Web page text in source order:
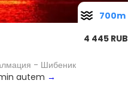
4 445 RUB
- Шибеник
autem →
700m